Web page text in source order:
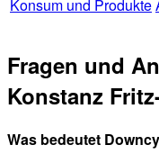
Konsum und Produkte
Fragen und
Konstanz
Was bedeutet